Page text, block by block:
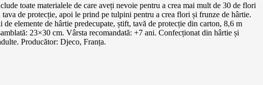
toate materialele de care aveți nevoie pentru a crea mai mult de 30 de flori
de protecție, apoi le prind pe tulpini pentru a crea flori și frunze de hârtie.
elemente de hârtie predecupate, știft, tavă de protecție din carton, 8,6 m
23×30 cm. Vârsta recomandată: +7 ani. Confecționat din hârtie și
Producător: Djeco, Franța.